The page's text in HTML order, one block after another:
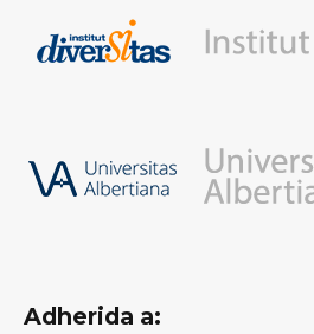
Adherida a: